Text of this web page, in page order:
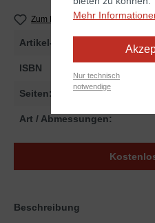
Zum Merkzettel hinzufügen
Artikel-Nr.
ISBN
Seiten:
Art / Abmessungen:
Beschreibung
Mehr
Nur technisch
notwendige